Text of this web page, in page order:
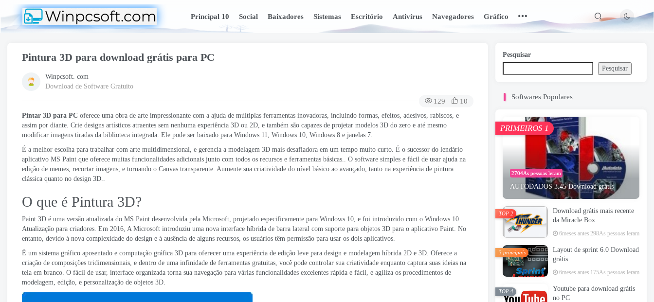
Principal 10 Social Baixadores Sistemas Escritório Antivírus Navegadores Gráfico
Pintura 3D para download grátis para PC
Winpcsoft. com
Download de Software Gratuito
129 10
Pintar 3D para PC oferece uma obra de arte impressionante com a ajuda de múltiplas ferramentas inovadoras, incluindo formas, efeitos, adesivos, rabiscos, e
assim por diante. Crie designs artísticos atraentes sem nenhuma experiência 3D ou 2D, e também são capazes de projetar modelos 3D do zero e até mesmo
modificar imagens tiradas da biblioteca integrada. Ele pode ser baixado para Windows 11, Windows 10, Windows 8 e janelas 7.
É a melhor escolha para trabalhar com arte multidimensional, e gerencia a modelagem 3D mais desafiadora em um tempo muito curto. É o sucessor do lendário
aplicativo MS Paint que oferece muitas funcionalidades adicionais junto com todos os recursos e ferramentas básicas.. O software simples e fácil de usar ajuda na
edição de memes, recortar imagens, e tornando o Canvas transparente. Aumente sua criatividade do nível básico ao avançado, tanto na experiência de pintura
clássica quanto no design 3D..
O que é Pintura 3D?
Paint 3D é uma versão atualizada do MS Paint desenvolvida pela Microsoft, projetado especificamente para Windows 10, e foi introduzido com o Windows 10
Atualização para criadores. Em 2016, A Microsoft introduziu uma nova interface híbrida de barra lateral com suporte para objetos 3D para o aplicativo Paint. No
entanto, devido à nova complexidade do design e à ausência de alguns recursos, os usuários têm permissão para usar os dois aplicativos.
É um sistema gráfico aposentado e computação gráfica 3D para oferecer uma experiência de edição leve para design e modelagem híbrida 2D e 3D. Oferece a
criação de composições tridimensionais, e dentro de uma infinidade de ferramentas gratuitas, você pode controlar sua criatividade enquanto captura suas ideias na
tela em branco. O fácil de usar, interface organizada torna sua navegação para várias funcionalidades excelentes rápida e fácil, e agiliza os procedimentos de
modelagem, edição, e personalização de objetos 3D.
Pesquisar
Pesquisar
Softwares Populares
2704As pessoas leram
AUTODADOS 3.45 Download grátis
PRIMEIROS 1
Download grátis mais recente
da Miracle Box
6meses antes 298As pessoas leram
TOP 2
Layout de sprint 6.0 Download
grátis
6meses antes 175As pessoas leram
3 principais
Youtube para download grátis
no PC
TOP 4